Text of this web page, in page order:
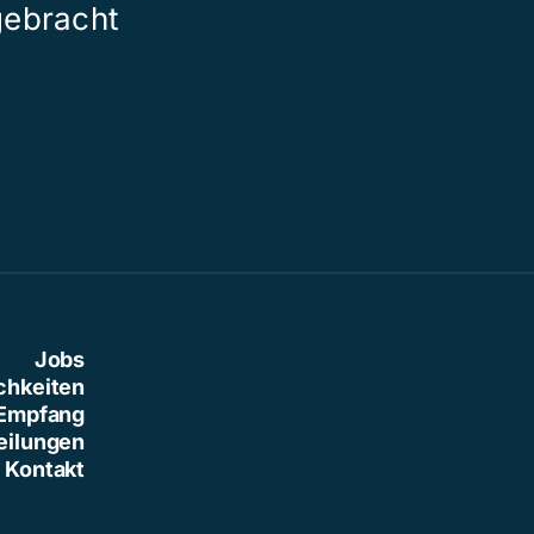
Jobs
Kontakt